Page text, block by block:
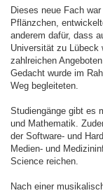
Dieses neue Fach
Pflänzchen,
anderem dafür, dass
Universität zu Lübeck
zahlreichen
Gedacht wurde im
Weg begleiteten.
Studiengänge gibt es
und Mathematik.
der Software- und
Medien- und
Science reichen.
Nach einer